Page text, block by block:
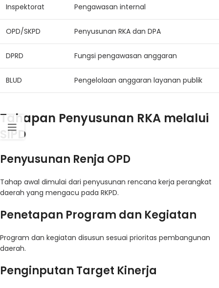
Inspektorat Pengawasan internal
OPD/SKPD Penyusunan RKA dan DPA
DPRD Fungsi pengawasan anggaran
BLUD Pengelolaan anggaran layanan publik
Tahapan Penyusunan RKA melalui
SIPD
Penyusunan Renja OPD
Tahap awal dimulai dari penyusunan rencana kerja perangkat
daerah yang mengacu pada RKPD.
Penetapan Program dan Kegiatan
Program dan kegiatan disusun sesuai prioritas pembangunan
daerah.
Penginputan Target Kinerja